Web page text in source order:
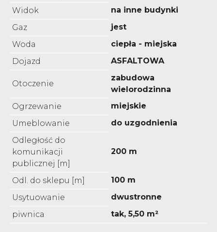
Widok
na inne budynki
Gaz
jest
Woda
ciepła - miejska
Dojazd
ASFALTOWA
Otoczenie
zabudowa
wielorodzinna
Ogrzewanie
miejskie
Umeblowanie
do uzgodnienia
Odległość do
komunikacji
publicznej [m]
200 m
Odl. do sklepu [m]
100 m
Usytuowanie
dwustronne
piwnica
tak, 5,50 m²